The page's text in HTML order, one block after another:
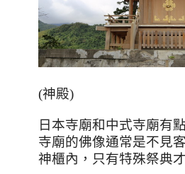
(神殿)
日本寺廟和中式寺廟有
寺廟的佛像通常是不見
神櫃內，只有特殊祭典